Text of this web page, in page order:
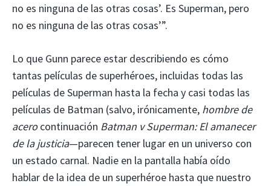
no es ninguna de las otras cosas’. Es Superman, pero
no es ninguna de las otras cosas’”.
Lo que Gunn parece estar describiendo es cómo
tantas películas de superhéroes, incluidas todas las
películas de Superman hasta la fecha y casi todas las
películas de Batman (salvo, irónicamente, hombre de
acerocontinuación Batman v Superman: El amanecer
de la justicia—parecen tener lugar en un universo con
un estado carnal. Nadie en la pantalla había oído
hablar de la idea de un superhéroe hasta que nuestro